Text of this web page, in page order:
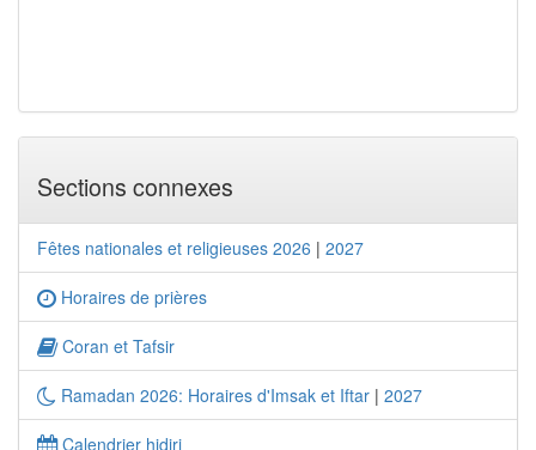
Sections connexes
Fêtes nationales et religieuses 2026 | 2027
Horaires de prières
Coran et Tafsir
Ramadan 2026: Horaires d'Imsak et Iftar | 2027
Calendrier hidjri